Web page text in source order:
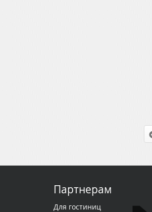
Партнерам
Для гостиниц